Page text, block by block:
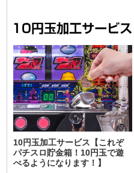
10円玉加工サービス【これぞ
パチスロ貯金箱！10円玉で遊
べるようになります！】